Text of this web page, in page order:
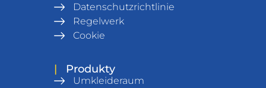
Datenschutzrichtlinie
Regelwerk
Cookie
| Produkty
Umkleideraum